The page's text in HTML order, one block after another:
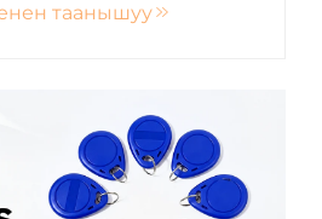
жана кийимдер
Ошол эле учурда,
униформасы,
таанышуу